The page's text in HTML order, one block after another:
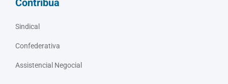
Sindical
Confederativa
Assistencial Negocial